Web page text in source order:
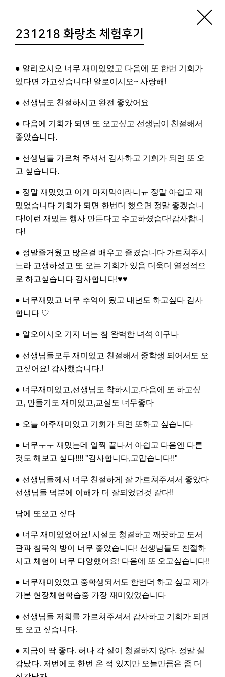
기지활동
‘더불어’, ‘나누는’ 곳입니다.
기지에서는 항상 학생들의 체험이 이루어지고
투어 및 방문의 경우는반드시 사전 예약 을
[프로그램 및 투어문의: 051-250-8900]
신청
신청
231218 화랑초 체험후기
● 알리오시오 너무 재미있었고 다음에 또 한번 기회가
있다면 가고싶습니다! 알로이시오~ 사랑해!
● 선생님도 친절하시고 완전 좋았어요
● 다음에 기회가 되면 또 오고싶고 선생님이 친절해서
좋았습니다.
● 선생님들 가르쳐 주셔서 감사하고 기회가 되면 또 오
고 싶습니다.
● 정말 재밌었고 이게 마지막이라니ㅠ 정말 아쉽고 재
밌었습니다 기회가 되면 한번더 했으면 정말 좋겠습니
다!이런 재밌는 행사 만든다고 수고하셨습다!감사합니
다!
● 정말즐거웠고 많은걸 배우고 즐겼습니다 가르쳐주시
느라 고생하셨고 또 오는 기회가 있음 더욱더 열정적으
로 하고싶습니다 감사합니다!♥︎♥︎
● 너무재밌고 너무 추억이 됬고 내년도 하고싶다 감사
합니다 ♡
● 알오이시오 기지 너는 참 완벽한 녀석 이구나
● 선생님들모두 재미있고 친절해서 중학생 되어서도 오
고싶어요! 감사했습니다.!
● 너무재미있고,선생님도 착하시고,다음에 또 하고싶
고, 만들기도 재미있고,교실도 너무좋다
● 오늘 아주재미있고 기회가 되면 또하고 싶습니다
● 너무ㅜㅜ 재밌는데 일찍 끝나서 아쉽고 다음엔 다른
것도 해보고 싶다!!!! "감사합니다,고맙습니다!!"
● 선생님들께서 너무 친절하게 잘 가르쳐주셔서 좋았다
선생님들 덕분에 이해가 더 잘되었던것 같다!!
담에 또오고 싶다
● 너무 재미있었어요! 시설도 청결하고 깨끗하고 도서
관과 침묵의 방이 너무 좋았습니다! 선생님들도 친절하
시고 체험이 너무 다양했어요! 다음에 또 오고싶습니다!!
● 너무재미있었고 중학생되서도 한번더 하고 싶고 제가
가본 현장체험학습중 가장 재미있었습니다
● 선생님들 저희를 가르쳐주셔서 감사하고 기회가 되면
또 오고 싶습니다.
● 지금이 딱 좋다. 허나 각 실이 청결하지 않다. 정말 실
감났다. 저번에도 한번 온 적 있지만 오늘만큼은 좀 더
Partners